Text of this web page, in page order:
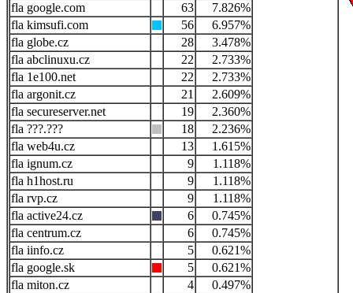
google.com
63
7.826%
kimsufi.com
56
6.957%
globe.cz
28
3.478%
abclinuxu.cz
22
2.733%
1e100.net
22
2.733%
argonit.cz
21
2.609%
secureserver.net
19
2.360%
???.???
18
2.236%
web4u.cz
13
1.615%
ignum.cz
9
1.118%
h1host.ru
9
1.118%
rvp.cz
9
1.118%
active24.cz
6
0.745%
centrum.cz
6
0.745%
iinfo.cz
5
0.621%
google.sk
5
0.621%
miton.cz
4
0.497%